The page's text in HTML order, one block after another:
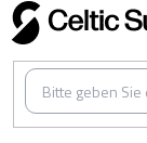
Zum
Inhalt
springen